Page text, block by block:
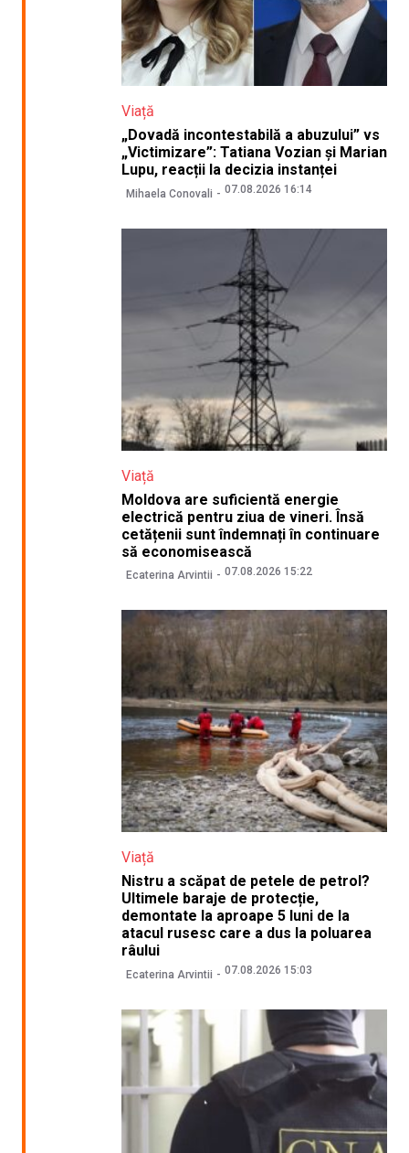
Viață
„Dovadă incontestabilă a abuzului” vs
„Victimizare”: Tatiana Vozian și Marian
Lupu, reacții la decizia instanței
Mihaela Conovali 07.08.2026 16:14
Viață
Moldova are suficientă energie
electrică pentru ziua de vineri. Însă
cetățenii sunt îndemnați în continuare
să economisească
Ecaterina Arvintii 07.08.2026 15:22
Viață
Nistru a scăpat de petele de petrol?
Ultimele baraje de protecție,
demontate la aproape 5 luni de la
atacul rusesc care a dus la poluarea
râului
Ecaterina Arvintii 07.08.2026 15:03